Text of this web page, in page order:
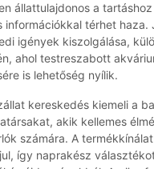
állattulajdonos a tartáshoz
információkkal térhet haza.
igények kiszolgálása,
ahol testreszabott
is lehetőség nyílik.
kereskedés kiemeli a
akik kellemes
számára. A termékkínálat
így naprakész